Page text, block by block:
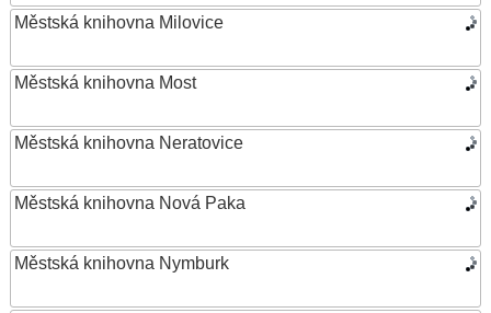
Městská knihovna Milovice
Městská knihovna Most
Městská knihovna Neratovice
Městská knihovna Nová Paka
Městská knihovna Nymburk